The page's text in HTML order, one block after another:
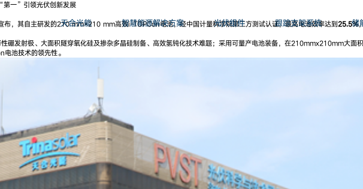
天合光能 智慧能源解决方案 光伏组件 跟踪支架系统 储
第一”引领光伏创新发展
，其自主研发的210 mm×210 mm高效i-TOPCon电池，经中国计量科学院第三方测试认证，最高电池效率达到25.5%
硼发射极、大面积隧穿氧化硅及掺杂多晶硅制备、高效氢钝化技术难题；采用可量产电池装备，在210mmx210mm大
池技术的领先性。